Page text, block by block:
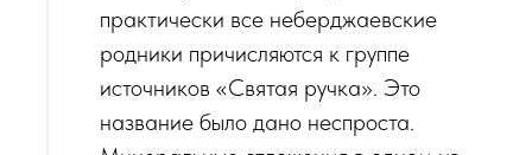
практически все неберджаевские
родники причисляются к группе
источников «Святая ручка». Это
название было дано неспроста.